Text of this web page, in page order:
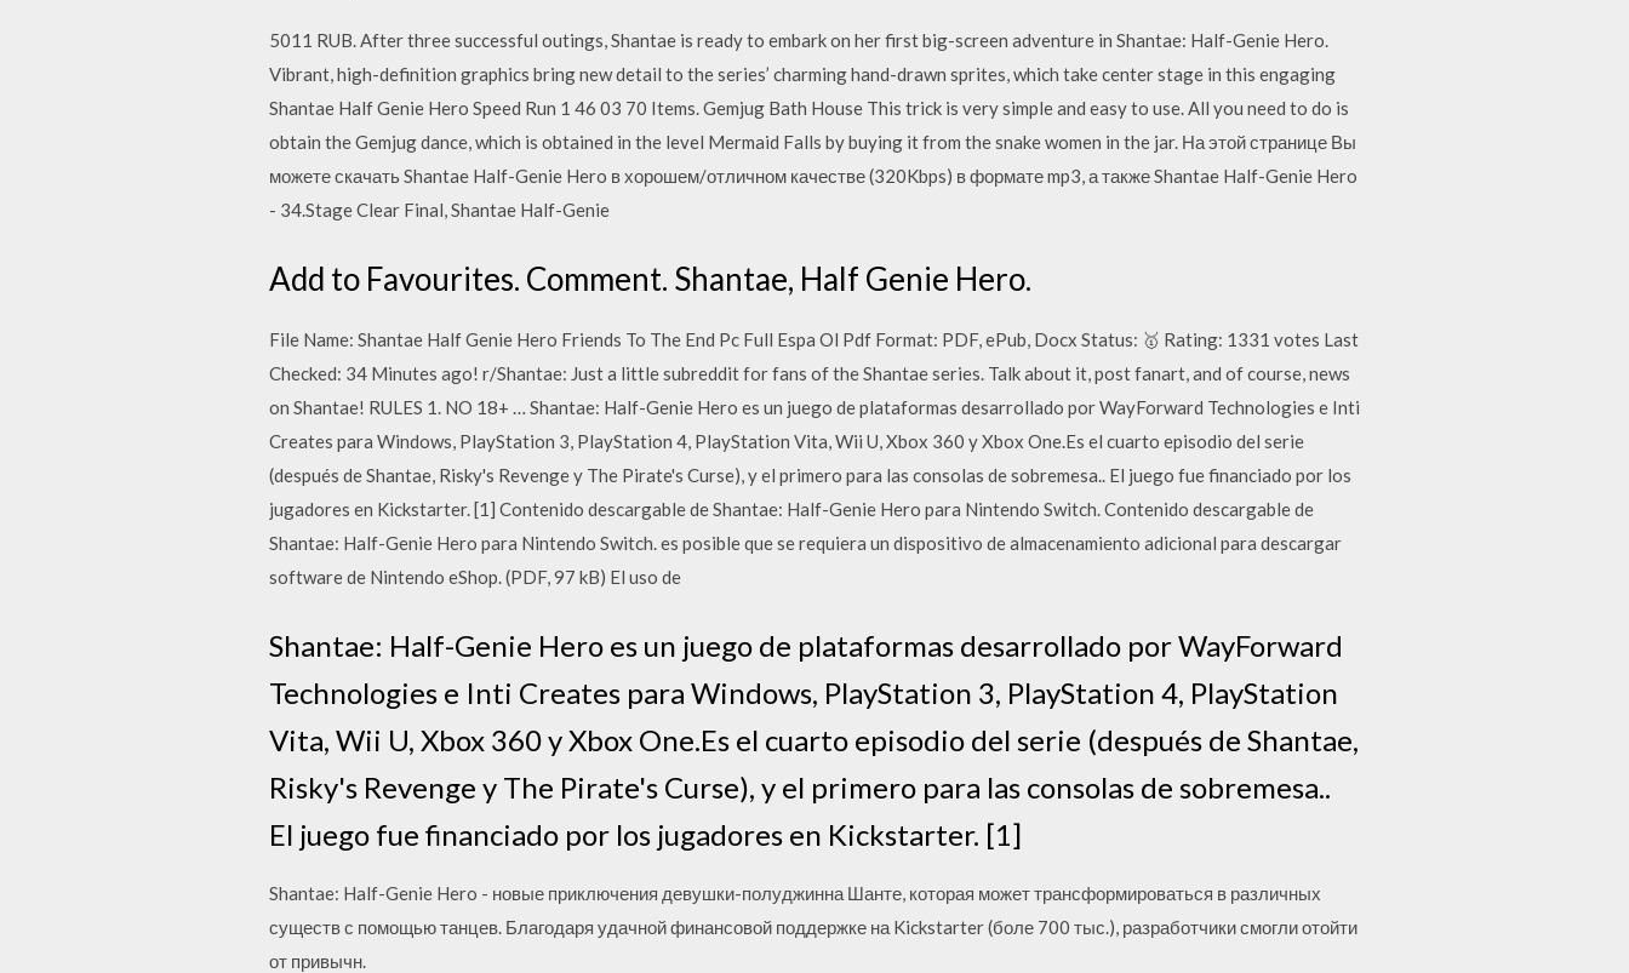
5011 RUB. After three successful outings, Shantae is ready to embark on her first big-screen adventure in Shantae: Half-Genie Hero.
Vibrant, high-definition graphics bring new detail to the series’ charming hand-drawn sprites, which take center stage in this engaging
Shantae Half Genie Hero Speed Run 1 46 03 70 Items. Gemjug Bath House This trick is very simple and easy to use. All you need to do is
obtain the Gemjug dance, which is obtained in the level Mermaid Falls by buying it from the snake women in the jar. На этой странице Вы
можете скачать Shantae Half-Genie Hero в хорошем/отличном качестве (320Kbps) в формате mp3, а также Shantae Half-Genie Hero
- 34.Stage Clear Final, Shantae Half-Genie
Add to Favourites. Comment. Shantae, Half Genie Hero.
File Name: Shantae Half Genie Hero Friends To The End Pc Full Espa Ol Pdf Format: PDF, ePub, Docx Status: 🥇 Rating: 1331 votes Last
Checked: 34 Minutes ago! r/Shantae: Just a little subreddit for fans of the Shantae series. Talk about it, post fanart, and of course, news
on Shantae! RULES 1. NO 18+ … Shantae: Half-Genie Hero es un juego de plataformas desarrollado por WayForward Technologies e Inti
Creates para Windows, PlayStation 3, PlayStation 4, PlayStation Vita, Wii U, Xbox 360 y Xbox One.Es el cuarto episodio del serie
(después de Shantae, Risky's Revenge y The Pirate's Curse), y el primero para las consolas de sobremesa.. El juego fue financiado por los
jugadores en Kickstarter. [1] Contenido descargable de Shantae: Half-Genie Hero para Nintendo Switch. Contenido descargable de
Shantae: Half-Genie Hero para Nintendo Switch. es posible que se requiera un dispositivo de almacenamiento adicional para descargar
software de Nintendo eShop. (PDF, 97 kB) El uso de
Shantae: Half-Genie Hero es un juego de plataformas desarrollado por WayForward
Technologies e Inti Creates para Windows, PlayStation 3, PlayStation 4, PlayStation
Vita, Wii U, Xbox 360 y Xbox One.Es el cuarto episodio del serie (después de Shantae,
Risky's Revenge y The Pirate's Curse), y el primero para las consolas de sobremesa..
El juego fue financiado por los jugadores en Kickstarter. [1]
Shantae: Half-Genie Hero - новые приключения девушки-полуджинна Шанте, которая может трансформироваться в различных
существ с помощью танцев. Благодаря удачной финансовой поддержке на Kickstarter (боле 700 тыс.), разработчики смогли отойти
от привычн.